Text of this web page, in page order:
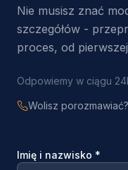
Nie musisz znać
szczegółów -
proces, od
Odpowiemy w ciągu
Wolisz porozmawiać?
Imię i nazwisko *